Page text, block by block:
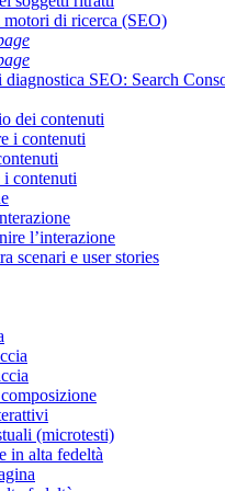
di ricerca (SEO)
SEO: Search
dei contenuti
i contenuti
contenuti
l’interazione
scenari e user stories
(microtesti)
in alta fedeltà